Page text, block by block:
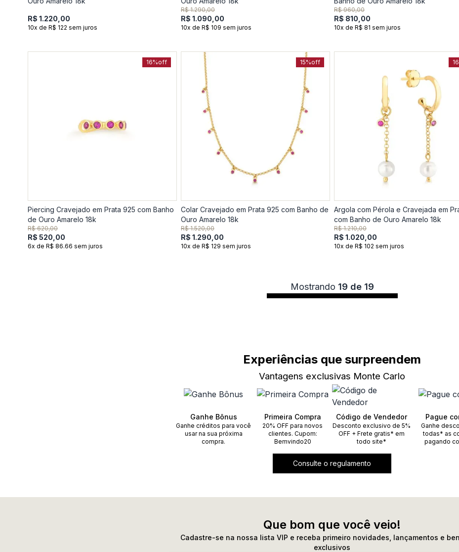
R$ 1.220,00
10x de R$ 122 sem juros
R$ 1.290,00
R$ 1.090,00
10x de R$ 109 sem juros
R$ 960,00
R$ 810,00
10x de R$ 81 sem juros
16%off
Piercing Cravejado em Prata 925 com Banho
de Ouro Amarelo 18k
R$ 620,00
R$ 520,00
6x de R$ 86.66 sem juros
15%off
Colar Cravejado em Prata 925 com Banho de
Ouro Amarelo 18k
R$ 1.520,00
R$ 1.290,00
10x de R$ 129 sem juros
Argola com Pérola e Cravejada em
com Banho de Ouro Amarelo 18k
R$ 1.210,00
R$ 1.020,00
10x de R$ 102 sem juros
Mostrando 19 de 19
Experiências que surpreendem
Vantagens exclusivas Monte Carlo
Ganhe Bônus
Ganhe créditos para você
usar na sua próxima
compra.
Primeira Compra
20% OFF para novos
clientes. Cupom:
Bemvindo20
Código de Vendedor
Desconto exclusivo de 5%
OFF + Frete gratis* em
todo site*
Pague
Ganhe
todas* as
pagando
Consulte o regulamento
Que bom que você veio!
Cadastre-se na nossa lista VIP e receba primeiro novidades, lançamentos e
exclusivos